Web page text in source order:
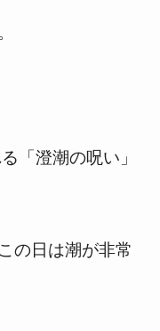
「澄潮の呪い」
の日は潮が非常